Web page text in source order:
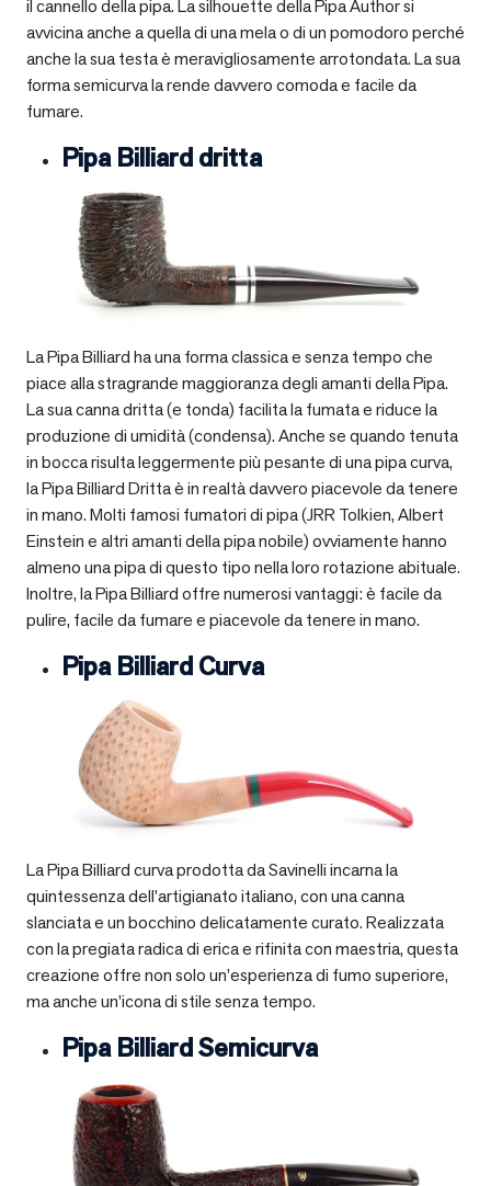
il cannello della pipa. La silhouette della Pipa Author si
avvicina anche a quella di una mela o di un pomodoro perché
anche la sua testa è meravigliosamente arrotondata. La sua
forma semicurva la rende davvero comoda e facile da
fumare.
Pipa Billiard dritta
La Pipa Billiard ha una forma classica e senza tempo che
piace alla stragrande maggioranza degli amanti della Pipa.
La sua canna dritta (e tonda) facilita la fumata e riduce la
produzione di umidità (condensa). Anche se quando tenuta
in bocca risulta leggermente più pesante di una pipa curva,
la Pipa Billiard Dritta è in realtà davvero piacevole da tenere
in mano. Molti famosi fumatori di pipa (JRR Tolkien, Albert
Einstein e altri amanti della pipa nobile) ovviamente hanno
almeno una pipa di questo tipo nella loro rotazione abituale.
Inoltre, la Pipa Billiard offre numerosi vantaggi: è facile da
pulire, facile da fumare e piacevole da tenere in mano.
Pipa Billiard Curva
La Pipa Billiard curva prodotta da Savinelli incarna la
quintessenza dell’artigianato italiano, con una canna
slanciata e un bocchino delicatamente curato. Realizzata
con la pregiata radica di erica e rifinita con maestria, questa
creazione offre non solo un’esperienza di fumo superiore,
ma anche un’icona di stile senza tempo.
Pipa Billiard Semicurva